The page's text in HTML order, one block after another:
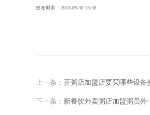
发布时间： 2018-09-30 15:56
上一条： 开粥店加盟店要买哪些设备
下一条： 新餐饮外卖粥店加盟粥员外